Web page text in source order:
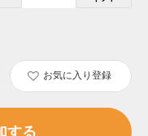
お気に入り登録